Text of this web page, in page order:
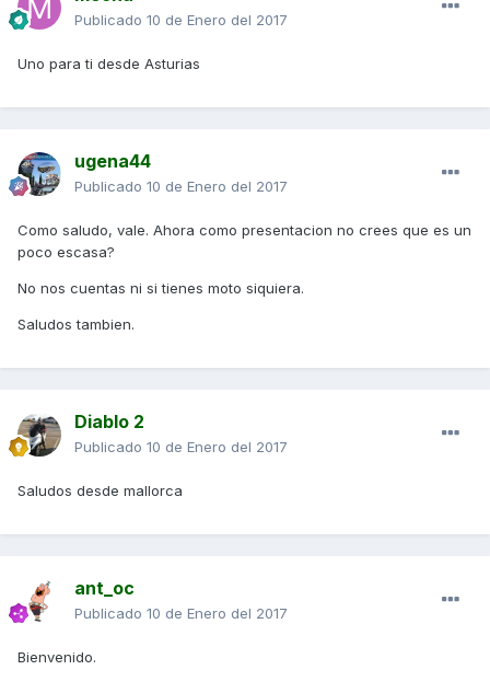
Publicado 10 de Enero del 2017
Uno para ti desde Asturias
ugena44
Publicado 10 de Enero del 2017
Como saludo, vale. Ahora como presentacion no crees que es un
poco escasa?
No nos cuentas ni si tienes moto siquiera.
Saludos tambien.
Diablo 2
Publicado 10 de Enero del 2017
Saludos desde mallorca
ant_oc
Publicado 10 de Enero del 2017
Bienvenido.